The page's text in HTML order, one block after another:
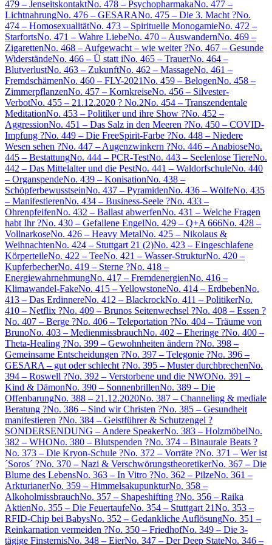
479 – JenseitskontaktNo. 478 – PsychopharmakaNo. 477 –
LichtnahrungNo. 476 – GESARANo. 475 – Die 3. Macht ?No.
474 – HomosexualitätNo. 473 – Spirituelle MonogamieNo. 472 –
StarfortsNo. 471 – Wahre LiebeNo. 470 – AuswandernNo. 469 –
ZigarettenNo. 468 – Aufgewacht – wie weiter ?No. 467 – Gesunde
WiderständeNo. 466 – Ü statt iNo. 465 – TrauerNo. 464 –
BlutverlustNo. 463 – ZukunftNo. 462 – MassageNo. 461 –
FremdschämenNo. 460 – FLY-2021No. 459 – BelogenNo. 458 –
ZimmerpflanzenNo. 457 – KornkreiseNo. 456 – Silvester-
VerbotNo. 455 – 21.12.2020 ? No.2No. 454 – Transzendentale
MeditationNo. 453 – Politiker und ihre Show ?No. 452 –
AggressionNo. 451 – Das Salz in den Meeren ?No. 450 – COVID-
Impfung ?No. 449 – Die FreeSpirit-Farbe ?No. 448 – Niedere
Wesen sehen ?No. 447 – Augenzwinkern ?No. 446 – AnabioseNo.
445 – BestattungNo. 444 – PCR-TestNo. 443 – Seelenlose TiereNo.
442 – Das Mittelalter und die PestNo. 441 – WaldorfschuleNo. 440
– OrganspendeNo. 439 – KonisationNo. 438 –
SchöpferbewusstseinNo. 437 – PyramidenNo. 436 – WölfeNo. 435
– ManifestierenNo. 434 – Business-Seele ?No. 433 –
OhrenpfeifenNo. 432 – Ballast abwerfenNo. 431 – Welche Fragen
habt Ihr ?No. 430 – Gefallene EngelNo. 429 – Q+A 666No. 428 –
VollnarkoseNo. 426 – Heavy MetalNo. 425 – Nikolaus &
WeihnachtenNo. 424 – Stuttgart 21 (2)No. 423 – Eingeschlafene
KörperteileNo. 422 – TeeNo. 421 – Wasser-StrukturNo. 420 –
KupferbecherNo. 419 – Sterne ?No. 418 –
EnergiewahrnehmungNo. 417 – FremdenergienNo. 416 –
Klimawandel-FakeNo. 415 – YellowstoneNo. 414 – ErdbebenNo.
413 – Das ErdinnereNo. 412 – BlackrockNo. 411 – PolitikerNo.
410 – Netflix ?No. 409 – Brunos Seitenwechsel ?No. 408 – Essen ?
No. 407 – Berge ?No. 406 – Teleportation ?No. 404 – Träume von
BrunoNo. 403 – MedienmissbrauchNo. 402 – Eheringe ?No. 400 –
Theta-Healing ?No. 399 – Gewohnheiten ändern ?No. 398 –
Gemeinsame Entscheidungen ?No. 397 – Telegonie ?No. 396 –
GESARA – gut oder schlecht ?No. 395 – Muster durchbrechenNo.
394 – Roswell ?No. 392 – Verstorbene und die NWONo. 391 –
Kind & DämonNo. 390 – SonnenbrillenNo. 389 – Die
OffenbarungNo. 388 – 21.12.2020No. 387 – Channeling & mediale
Beratung ?No. 386 – Sind wir Christen ?No. 385 – Gesundheit
manifestieren ?No. 384 – Geistführer & Schutzengel ?
SONDERSENDUNG – Andere SpeakerNo. 383 – HolzmöbelNo.
382 – WHONo. 380 – Blutspenden ?No. 374 – Binaurale Beats ?
No. 373 – Die Kryon-Schule ?No. 372 – Vorräte ?No. 371 – Wer ist
´Soros´ ?No. 370 – Nazi & VerschwörungstheoretikerNo. 367 – Die
Blume des LebensNo. 363 – In Vitro ?No. 362 – PilzeNo. 361 –
ArkturianerNo. 359 – HimmelsakupunkturNo. 358 –
AlkoholmissbrauchNo. 357 – Shapeshifting ?No. 356 – Raika
AktienNo. 355 – Die FeuertaufeNo. 354 – Stuttgart 21No. 353 –
RFID-Chip bei BabysNo. 352 – Gedankliche AuflösungNo. 351 –
Reinkarnation vermeiden ?No. 350 – FriedhofNo. 349 – Die 3-
tägige FinsternisNo. 348 – EierNo. 347 – Der Deep StateNo. 346 –